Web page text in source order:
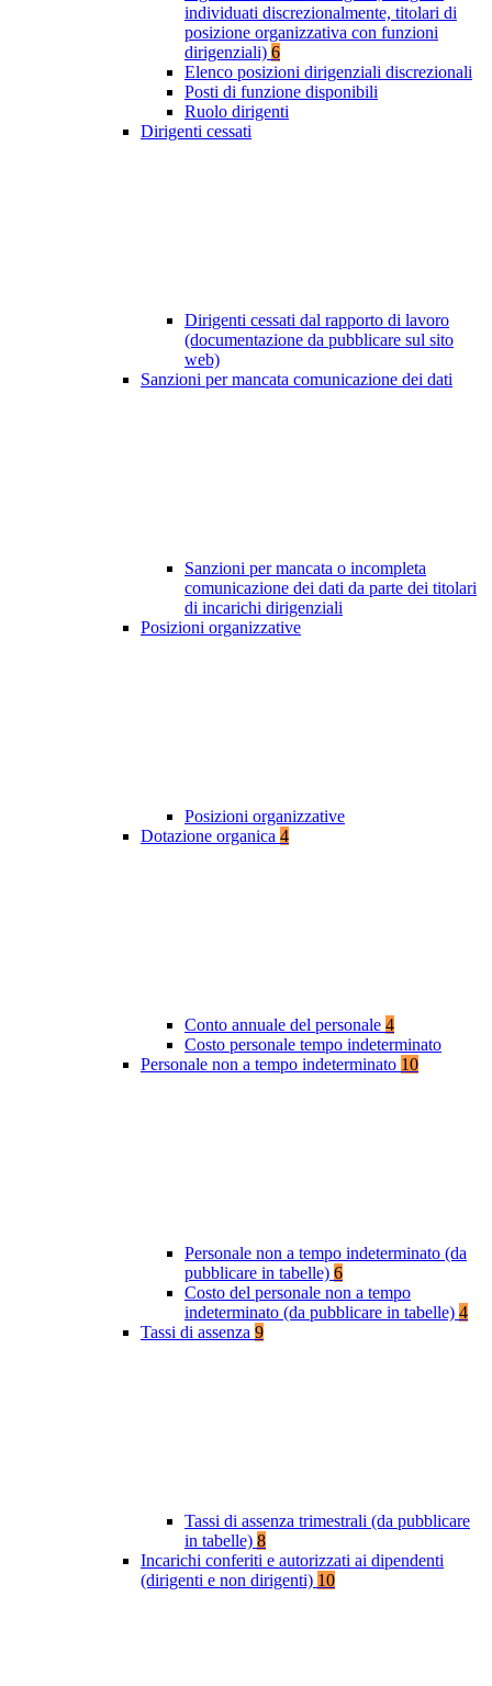
individuati discrezionalmente, titolari di
posizione organizzativa con funzioni
dirigenziali) 6
Elenco posizioni dirigenziali discrezionali
Posti di funzione disponibili
Ruolo dirigenti
Dirigenti cessati
Dirigenti cessati dal rapporto di lavoro
(documentazione da pubblicare sul sito
web)
Sanzioni per mancata comunicazione dei dati
Sanzioni per mancata o incompleta
comunicazione dei dati da parte dei titolari
di incarichi dirigenziali
Posizioni organizzative
Posizioni organizzative
Dotazione organica 4
Conto annuale del personale 4
Costo personale tempo indeterminato
Personale non a tempo indeterminato 10
Personale non a tempo indeterminato (da
pubblicare in tabelle) 6
Costo del personale non a tempo
indeterminato (da pubblicare in tabelle) 4
Tassi di assenza 9
Tassi di assenza trimestrali (da pubblicare
in tabelle) 8
Incarichi conferiti e autorizzati ai dipendenti
(dirigenti e non dirigenti) 10